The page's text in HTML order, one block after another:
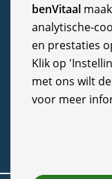
C
o
o
k
benVitaal
analytische-
en prestaties
Klik op
met ons wilt
voor meer
Cookiebeleid
Nieuws
Vacatures
Veelgestelde
Klachten